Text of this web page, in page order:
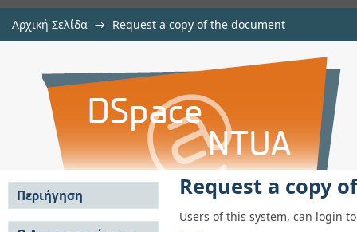
Αρχική Σελίδα → Request a copy of the document
Request a copy of the document
Request a copy
Users of this system, can login
Περιήγηση
Σε όλο το DSpace